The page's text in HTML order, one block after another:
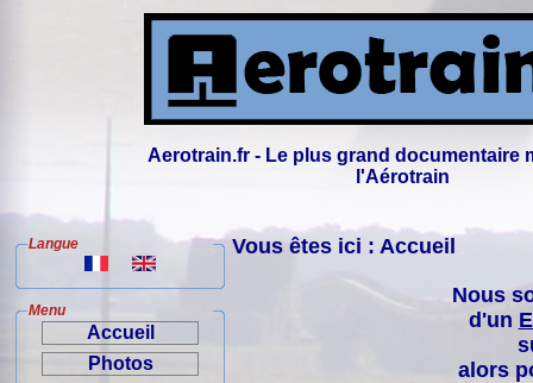
Aerotrain.fr - Le plus grand documentaire
l'Aérotrain
Langue
Menu
Accueil
Photos
Vous êtes ici : Accueil
Nous
d'un
alors